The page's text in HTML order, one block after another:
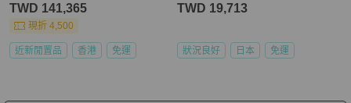
TWD 141,365
現折 4,500
近新閒置品 香港 免運
TWD 19,713
狀況良好 日本 免運